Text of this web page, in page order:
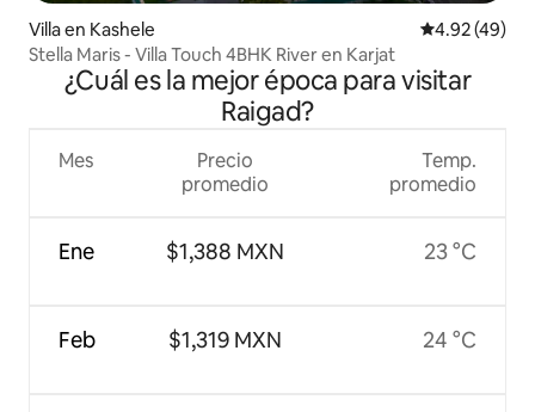
Villa en Kashele Calificación
4.92 (49)
Stella Maris - Villa Touch 4BHK River en Karjat
¿Cuál es la mejor época para visitar
Raigad?
Mes
Ene
Feb
Precio
promedio
$1,388 MXN
$1,319 MXN
Temp.
promedio
23 °C
24 °C